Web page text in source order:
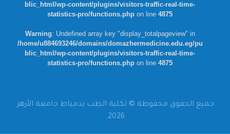
blic_html/wp-content/plugins/visitors-traffic-real-time-
statistics-pro/functions.php on line 4875
Warning: Undefined array key "display_totalpageview" in
/home/u884693246/domains/domazhermedicine.edu.eg/pu
blic_html/wp-content/plugins/visitors-traffic-real-time-
statistics-pro/functions.php on line 4875
جميع الحقوق محفوظة © لكلية الطب بدمياط جامعة الأزهر
2026.